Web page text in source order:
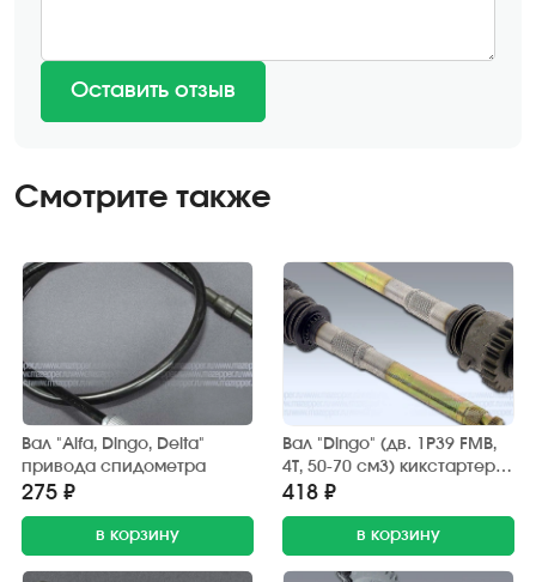
Оставить отзыв
Смотрите также
Вал "Alfa, Dingo, Delta"
привода спидометра
275 ₽
в корзину
Вал "Dingo" (дв. 1P39 FMB,
4Т, 50-70 см3) кикстартера
в сб. (TATA)
418 ₽
в корзину